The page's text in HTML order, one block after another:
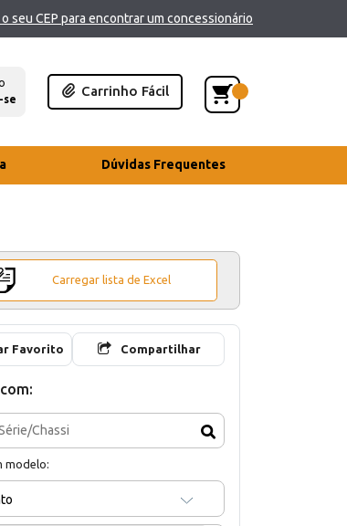
seu CEP para encontrar um concessionário
se
Carrinho Fácil
Dúvidas Frequentes
Carregar lista de Excel
Favorito Compartilhar
modelo: